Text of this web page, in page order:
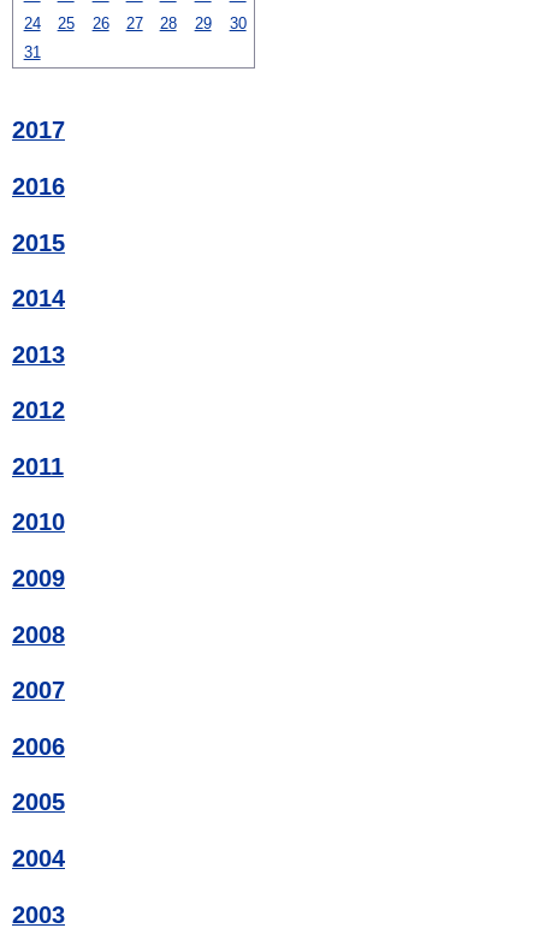
24
25 26 27 28 29
30
31
2017
2016
2015
2014
2013
2012
2011
2010
2009
2008
2007
2006
2005
2004
2003